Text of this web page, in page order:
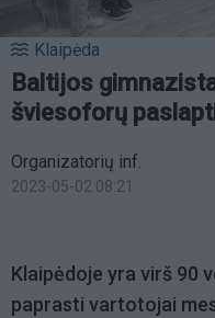
Klaipėda
Baltijos
šviesoforų
Organizatorių inf.
2023-05-02 08:21
Klaipėdoje yra virš 90
paprasti vartotojai